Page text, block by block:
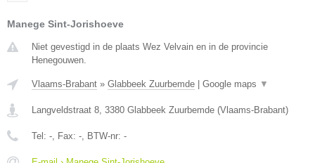
Manege Sint-Jorishoeve
Niet gevestigd in de plaats Wez Velvain en in de provincie
Henegouwen.
Vlaams-Brabant » Glabbeek Zuurbemde Google maps ▼
Langveldstraat 8, 3380 Glabbeek Zuurbemde (Vlaams-Brabant)
Tel: -, Fax: -, BTW-nr: -